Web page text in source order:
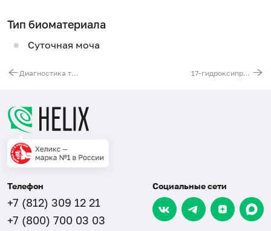
Тип биоматериала
Суточная моча
Диагностика туберкулеза (ТВ-Feron IGRA) 17-гидроксипрогестерон (17-ОПГ)
Телефон
+7 (812) 309 12 21
+7 (800) 700 03 03
Социальные сети